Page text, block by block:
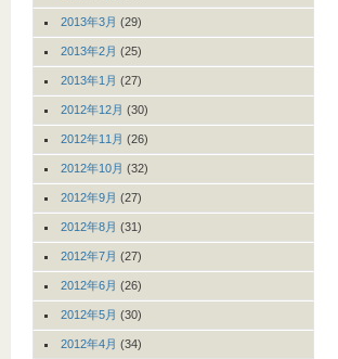
2013年3月 (29)
2013年2月 (25)
2013年1月 (27)
2012年12月 (30)
2012年11月 (26)
2012年10月 (32)
2012年9月 (27)
2012年8月 (31)
2012年7月 (27)
2012年6月 (26)
2012年5月 (30)
2012年4月 (34)